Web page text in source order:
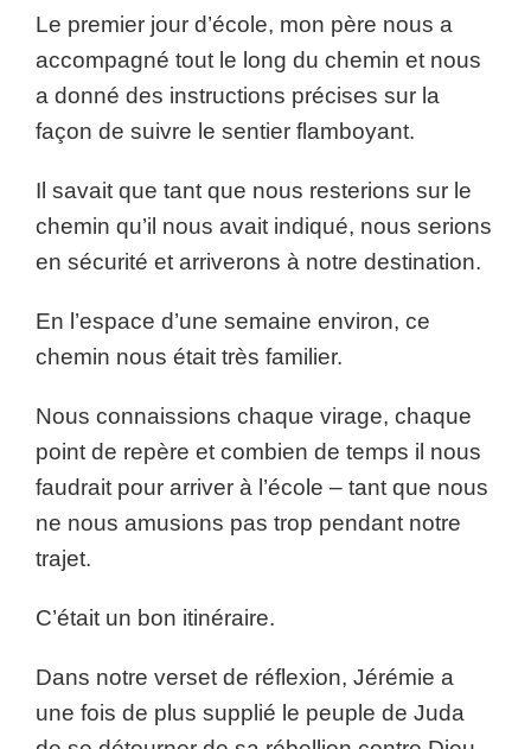
Le premier jour d’école, mon père nous a
accompagné tout le long du chemin et nous
a donné des instructions précises sur la
façon de suivre le sentier flamboyant.
Il savait que tant que nous resterions sur le
chemin qu’il nous avait indiqué, nous serions
en sécurité et arriverons à notre destination.
En l’espace d’une semaine environ, ce
chemin nous était très familier.
Nous connaissions chaque virage, chaque
point de repère et combien de temps il nous
faudrait pour arriver à l’école – tant que nous
ne nous amusions pas trop pendant notre
trajet.
C’était un bon itinéraire.
Dans notre verset de réflexion, Jérémie a
une fois de plus supplié le peuple de Juda